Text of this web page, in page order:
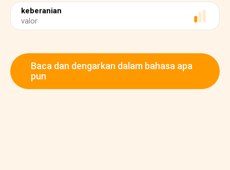
keberanian
valor
Baca dan dengarkan dalam bahasa apa
pun